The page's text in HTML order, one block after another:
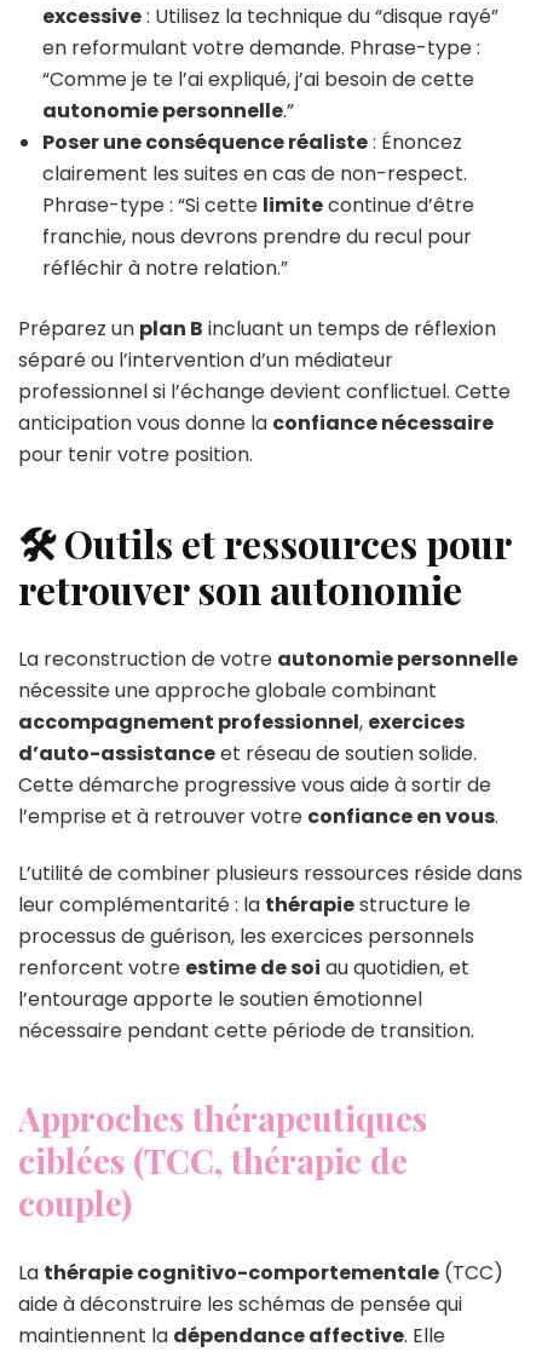
excessive: Utilisez la technique du “disque rayé”
en reformulant votre demande. Phrase-type :
“Comme je te l’ai expliqué, j’ai besoin de cette
autonomie personnelle.”
Poser une conséquence réaliste: Énoncez
clairement les suites en cas de non-respect.
Phrase-type : “Si cette limitecontinue d’être
franchie, nous devrons prendre du recul pour
réfléchir à notre relation.”
Préparez un plan B incluant un temps de réflexion
séparé ou l’intervention d’un médiateur
professionnel si l’échange devient conflictuel. Cette
anticipation vous donne la confiance nécessaire
pour tenir votre position.
🛠️ Outils et ressources pour
retrouver son autonomie
La reconstruction de votre autonomie personnelle
nécessite une approche globale combinant
accompagnement professionnel, exercices
d’auto-assistanceet réseau de soutien solide.
Cette démarche progressive vous aide à sortir de
l’emprise et à retrouver votre confiance en vous.
L’utilité de combiner plusieurs ressources réside dans
leur complémentarité : la thérapiestructure le
processus de guérison, les exercices personnels
renforcent votre estime de soi au quotidien, et
l’entourage apporte le soutien émotionnel
nécessaire pendant cette période de transition.
Approches thérapeutiques
ciblées (TCC, thérapie de
couple)
La thérapie cognitivo-comportementale (TCC)
aide à déconstruire les schémas de pensée qui
maintiennent la dépendance affective. Elle